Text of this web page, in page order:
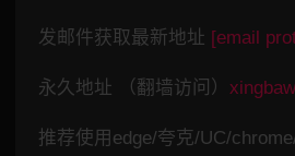
发邮件获取最新地址 [email
永久地址 （翻墙访问）
推荐使用edge/夸克/UC/